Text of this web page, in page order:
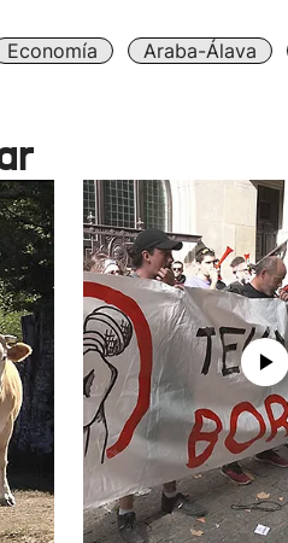
Economía Araba-Álava